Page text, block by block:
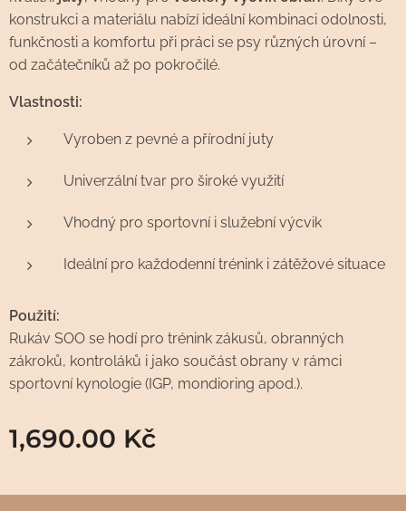
konstrukci a materiálu nabízí ideální kombinaci odolnosti,
funkčnosti a komfortu při práci se psy různých úrovní –
od začátečníků až po pokročilé.
Vlastnosti:
Vyroben z pevné a přírodní juty
Univerzální tvar pro široké využití
Vhodný pro sportovní i služební výcvik
Ideální pro každodenní trénink i zátěžové situace
Použití:
Rukáv SOO se hodí pro trénink zákusů, obranných
zákroků, kontroláků i jako součást obrany v rámci
sportovní kynologie (IGP, mondioring apod.).
1,690.00 Kč